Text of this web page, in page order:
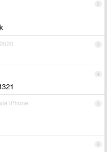
2
3
4
5
iPhone
6